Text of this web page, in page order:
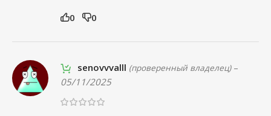
0 0
senovvvalll (проверенный владелец) –
05/11/2025